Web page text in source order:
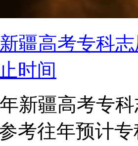
疆高考专科
时间
新疆高考专
考往年预计